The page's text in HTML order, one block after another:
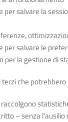
per salvare la
per salvare le
per la gestione di
che
– senza l'ausilio